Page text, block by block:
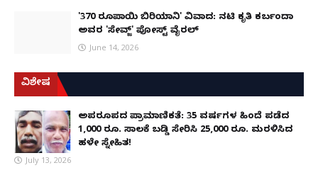
'370 ರೂಪಾಯಿ ಬಿರಿಯಾನಿ' ವಿವಾದ: ನಟಿ ಕೃತಿ ಕರ್ಬಂದಾ
ಅವರ 'ಸೇವ್ಜ್' ಪೋಸ್ಟ್ ವೈರಲ್
June 14, 2026
ವಿಶೇಷ
ಅಪರೂಪದ ಪ್ರಾಮಾಣಿಕತೆ: 35 ವರ್ಷಗಳ ಹಿಂದೆ ಪಡೆದ
1,000 ರೂ. ಸಾಲಕ್ಕೆ ಬಡ್ಡಿ ಸೇರಿಸಿ 25,000 ರೂ. ಮರಳಿಸಿದ
ಹಳೇ ಸ್ನೇಹಿತ!
July 13, 2026